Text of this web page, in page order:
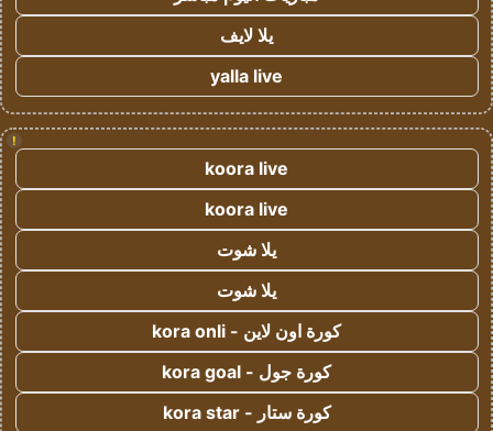
يلا لايف
yalla live
!
koora live
koora live
يلا شوت
يلا شوت
كورة اون لاين - kora onli
كورة جول - kora goal
كورة ستار - kora star